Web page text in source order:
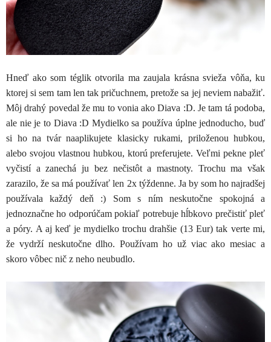
Hneď ako som téglik otvorila ma zaujala krásna svieža vôňa, ku
ktorej si sem tam len tak pričuchnem, pretože sa jej neviem nabažiť.
Môj drahý povedal že mu to vonia ako Diava :D. Je tam tá podoba,
ale nie je to Diava :D Mydielko sa používa úplne jednoducho, buď
si ho na tvár naaplikujete klasicky rukami, priloženou hubkou,
alebo svojou vlastnou hubkou, ktorú preferujete. Veľmi pekne pleť
vyčistí a zanechá ju bez nečistôt a mastnoty. Trochu ma však
zarazilo, že sa má používať len 2x týždenne. Ja by som ho najradšej
používala každý deň :) Som s ním neskutočne spokojná a
jednoznačne ho odporúčam pokiaľ potrebuje hĺbkovo prečistiť pleť
a póry. A aj keď je mydielko trochu drahšie (13 Eur) tak verte mi,
že vydrží neskutočne dlho. Používam ho už viac ako mesiac a
skoro vôbec nič z neho neubudlo.